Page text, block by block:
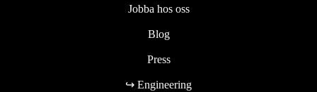
Jobba hos oss
Blog
Press
↪ Engineering